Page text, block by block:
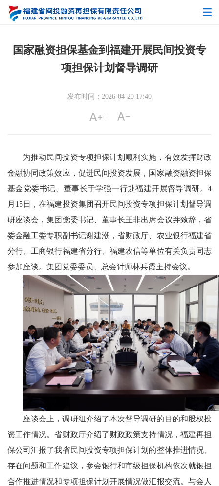
国家融资担保基金到福建开展民间投资专
项担保计划督导调研
发布时间：2026-04-20 17:40
为推动民间投资专项担保计划顺利实施，有效发挥财政
金融协同政策效应，促进民间投资发展，国家融资融资担保
基金党委书记、董事长于学强一行赴福建开展督导调研。4
月15日，在福建投资集团召开民间投资专项担保计划督导调
研座谈会，集团党委书记、董事长王非出席会议并致辞，省
委金融工委专职副书记谢建潮，省财政厅、农业银行福建省
分行、工商银行福建省分行、福建农信等单位有关负责同志
参加座谈。集团党委委员、总会计师林兵霞主持会议。
座谈会上，调研组介绍了本次督导调研的目的和股权投
资工作情况。省财政厅介绍了财政政策支持情况，福建再担
保公司汇报了我省民间投资专项担保计划的整体推进情况、
存在问题和工作建议，参会银行和市级担保机构依次就银担
合作推进情况和专项担保计划开展情况做汇报交流。与会人